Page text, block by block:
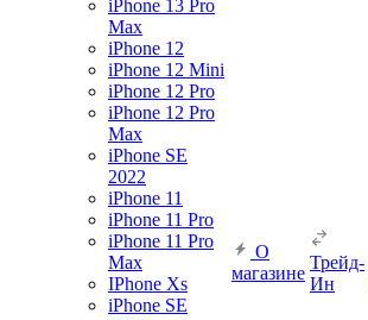
iPhone 13 Pro
Max
iPhone 12
iPhone 12 Mini
iPhone 12 Pro
iPhone 12 Pro
Max
iPhone SE
2022
iPhone 11
iPhone 11 Pro
iPhone 11 Pro
Max
IPhone Xs
iPhone SE
О
магазине
Трейд-
Ин